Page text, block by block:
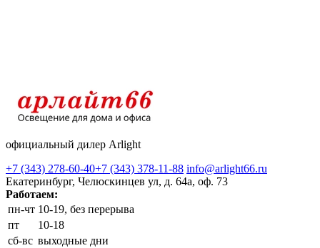
официальный дилер Arlight
+7 (343) 278-60-40+7 (343) 378-11-88 info@arlight66.ru
Екатеринбург, Челюскинцев ул, д. 64а, оф. 73
Работаем:
пн-чт 10-19, без перерыва
пт
10-18
сб-вс выходные дни